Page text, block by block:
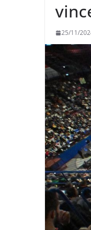
25/11/